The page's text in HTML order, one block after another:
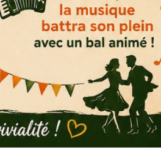
de
fait
!
Menton " Immobilier
Monaco Green Box